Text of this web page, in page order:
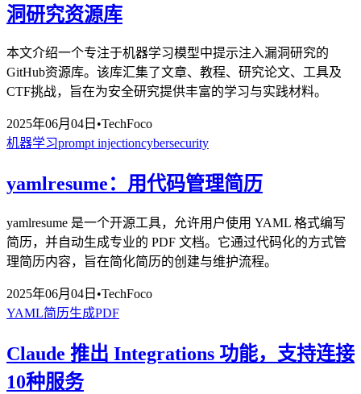
洞研究资源库
本文介绍一个专注于机器学习模型中提示注入漏洞研究的
GitHub资源库。该库汇集了文章、教程、研究论文、工具及
CTF挑战，旨在为安全研究提供丰富的学习与实践材料。
2025年06月04日 •TechFoco
机器学习prompt injectioncybersecurity
yamlresume：用代码管理简历
yamlresume 是一个开源工具，允许用户使用 YAML 格式编写
简历，并自动生成专业的 PDF 文档。它通过代码化的方式管
理简历内容，旨在简化简历的创建与维护流程。
2025年06月04日 •TechFoco
YAML简历生成PDF
Claude 推出 Integrations 功能，支持连接
10种服务